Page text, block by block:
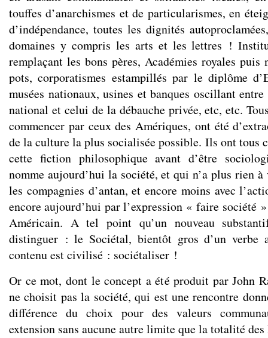
touffes d’anarchismes et de particularismes, en
d’indépendance, toutes les dignités
domaines y compris les arts et les lettres !
remplaçant les bons pères, Académies royales puis
pots, corporatismes estampillés par le diplôme
musées nationaux, usines et banques oscillant
national et celui de la débauche privée, etc, etc.
commencer par ceux des Amériques, ont été
de la culture la plus socialisée possible. Ils ont tous
cette fiction philosophique avant d’être
nomme aujourd’hui la société, et qui n’a plus rien
les compagnies d’antan, et encore moins avec
encore aujourd’hui par l’expression « faire société
Américain. A tel point qu’un nouveau
distinguer : le Sociétal, bientôt gros d’un verbe
contenu est civilisé : sociétaliser !
Or ce mot, dont le concept a été produit par John
ne choisit pas la société, qui est une rencontre
différence du choix pour des valeurs
extension sans aucune autre limite que la totalité des